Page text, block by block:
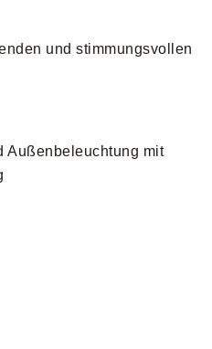
und stimmungsvollen
Außenbeleuchtung mit